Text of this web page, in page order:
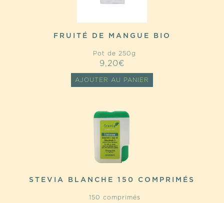
FRUITÉ DE MANGUE BIO
Pot de 250g
9,20€
AJOUTER AU PANIER
STEVIA BLANCHE 150 COMPRIMÉS
150 comprimés